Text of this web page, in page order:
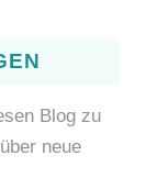
Blog zu
neue